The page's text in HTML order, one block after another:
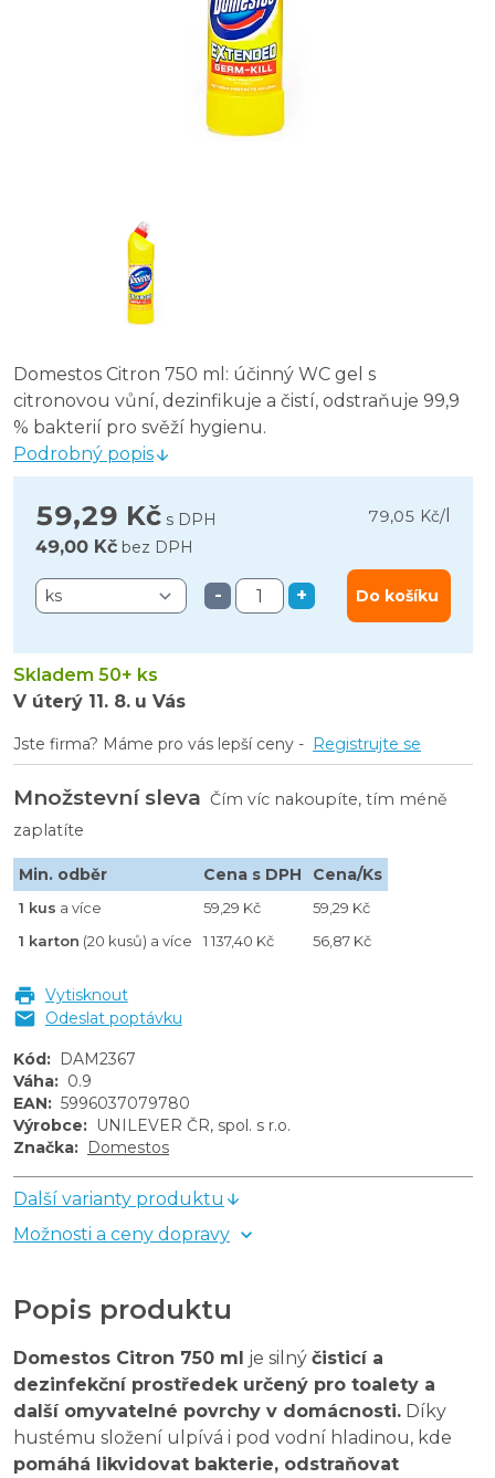
Domestos Citron 750 ml: účinný WC gel s
citronovou vůní, dezinfikuje a čistí, odstraňuje 99,9
% bakterií pro svěží hygienu.
Podrobný popis
59,29 Kč s DPH 79,05 Kč/
49,00 Kč bez DPH
- + Do košíku
Skladem 50+ ks
V úterý 11. 8. u Vás
Jste firma? Máme pro vás lepší ceny - Registrujte se
Množstevní sleva Čím víc nakoupíte, tím méně
zaplatíte
Min. odběr Cena s DPH Cena/Ks
1 kus a více 59,29 Kč
59,29 Kč
1 karton (20 kusů) a více 1 137,40 Kč 56,87 Kč
Vytisknout
Odeslat poptávku
Kód: DAM2367
Váha: 0.9
EAN: 5996037079780
Výrobce: UNILEVER ČR, spol. s r.o.
Značka: Domestos
Další varianty produktu
Možnosti a ceny dopravy
Popis produktu
Domestos Citron 750 ml je silný čisticí a
dezinfekční prostředek určený pro toalety a
další omyvatelné povrchy v domácnosti. Díky
hustému složení ulpívá i pod vodní hladinou, kde
pomáhá likvidovat bakterie, odstraňovat